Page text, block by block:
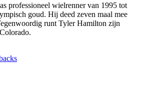
professioneel wielrenner van 1995 tot
goud. Hij deed zeven maal mee
runt Tyler Hamilton zijn